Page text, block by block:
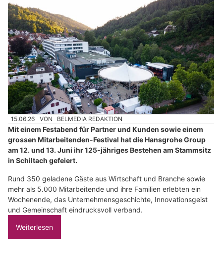
15.06.26 VON BELMEDIA REDAKTION
Mit einem Festabend für Partner und Kunden sowie einem
grossen Mitarbeitenden-Festival hat die Hansgrohe Group
am 12. und 13. Juni ihr 125-jähriges Bestehen am Stammsitz
in Schiltach gefeiert.
Rund 350 geladene Gäste aus Wirtschaft und Branche sowie
mehr als 5.000 Mitarbeitende und ihre Familien erlebten ein
Wochenende, das Unternehmensgeschichte, Innovationsgeist
und Gemeinschaft eindrucksvoll verband.
Weiterlesen